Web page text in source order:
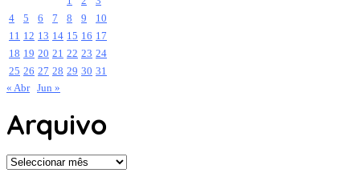
4
5 6 7 8 9
10
11 12 13 14 15 16 17
18 19 20 21 22 23 24
25 26 27 28 29 30 31
« Abr Jun »
Arquivo
Arquivo